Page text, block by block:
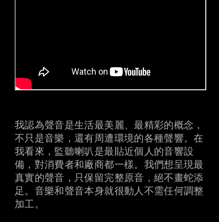
我認為聲音是生活最美麗、最精彩的概念，
不只是音樂，還有周遭環境的各種聲響。在
我看來，監聽喇叭是最貼近個人的音響設
備，對消費者和廠商都一樣。我們想呈現最
真實的聲音，只保留完整原音，絕不畫蛇添
足。音樂和聲音本身就很動人不需任何調整
加工。